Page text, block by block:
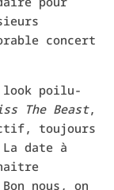
concert
look poilu-
The Beast,
toujours
date à
nous, on